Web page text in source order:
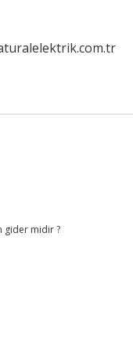
gider midir ?